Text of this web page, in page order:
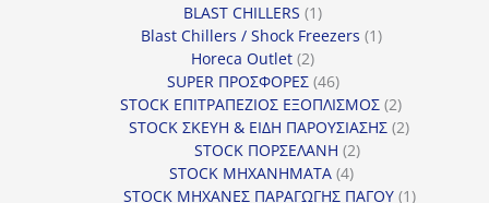
BLAST CHILLERS 11
προϊόν
Blast Chillers / Shock Freezers 11
Horeca Outlet 22
προϊόντα
SUPER ΠΡΟΣΦΟΡΕΣ 4646
προϊόντα
STOCK ΕΠΙΤΡΑΠΕΖΙΟΣ ΕΞΟΠΛΙΣΜΟΣ 22
προϊόντα
STOCK ΣΚΕΥΗ & ΕΙΔΗ ΠΑΡΟΥΣΙΑΣΗΣ 22
STOCK ΠΟΡΣΕΛΑΝΗ 22
STOCK ΜΗΧΑΝΗΜΑΤΑ 44
προϊόντα
STOCK ΜΗΧΑΝΕΣ ΠΑΡΑΓΩΓΗΣ ΠΑΓΟΥ 11